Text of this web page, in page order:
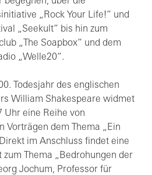
„Rock Your Life!“ und
„Seekult“ bis hin zum
„The Soapbox“ und dem
„Welle20“.
Todesjahr des englischen
William Shakespeare widmet
Uhr eine Reihe von
Vorträgen dem Thema „Ein
im Anschluss findet eine
zum Thema „Bedrohungen der
Jochum, Professor für